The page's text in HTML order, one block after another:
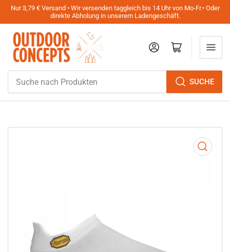
Nur 3,79 € Versand • Wir versenden taggleich bis 14 Uhr von Mo-Fr.• Oder
direkte Abholung in unserem Ladengeschäft.
nach
Produkten
SUCHE
AnmeldenMini-Warenkorb öffnen
Medien